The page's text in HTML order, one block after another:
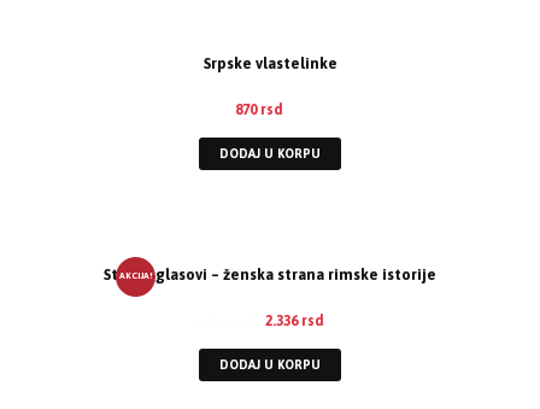
Srpske vlastelinke
870 rsd
DODAJ U KORPU
AKCIJA!
Stišani glasovi – ženska strana rimske istorije
2.336 rsd
DODAJ U KORPU